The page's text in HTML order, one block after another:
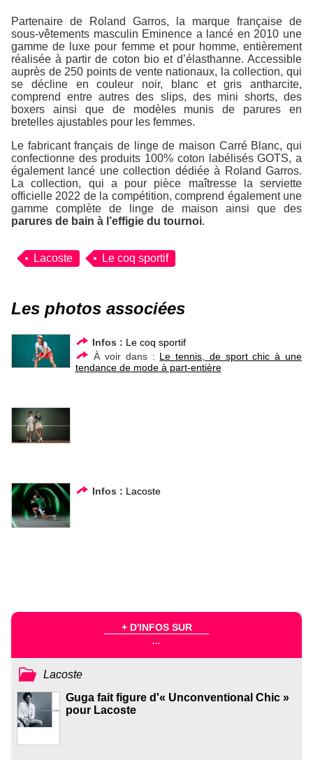
Partenaire de Roland Garros, la marque française de
sous-vêtements masculin Eminence a lancé en 2010 une
gamme de luxe pour femme et pour homme, entièrement
réalisée à partir de coton bio et d’élasthanne. Accessible
auprès de 250 points de vente nationaux, la collection, qui
se décline en couleur noir, blanc et gris antharcite,
comprend entre autres des slips, des mini shorts, des
boxers ainsi que de modèles munis de parures en
bretelles ajustables pour les femmes.
Le fabricant français de linge de maison Carré Blanc, qui
confectionne des produits 100% coton labélisés GOTS, a
également lancé une collection dédiée à Roland Garros.
La collection, qui a pour pièce maîtresse la serviette
officielle 2022 de la compétition, comprend également une
gamme complète de linge de maison ainsi que des
parures de bain à l’effigie du tournoi.
Lacoste Le coq sportif
Les photos associées
Infos : Le coq sportif
À voir dans : Le tennis, de sport chic à une
tendance de mode à part-entière
Infos : Lacoste
+ D'INFOS SUR
...
Lacoste
Guga fait figure d'« Unconventional Chic »
pour Lacoste